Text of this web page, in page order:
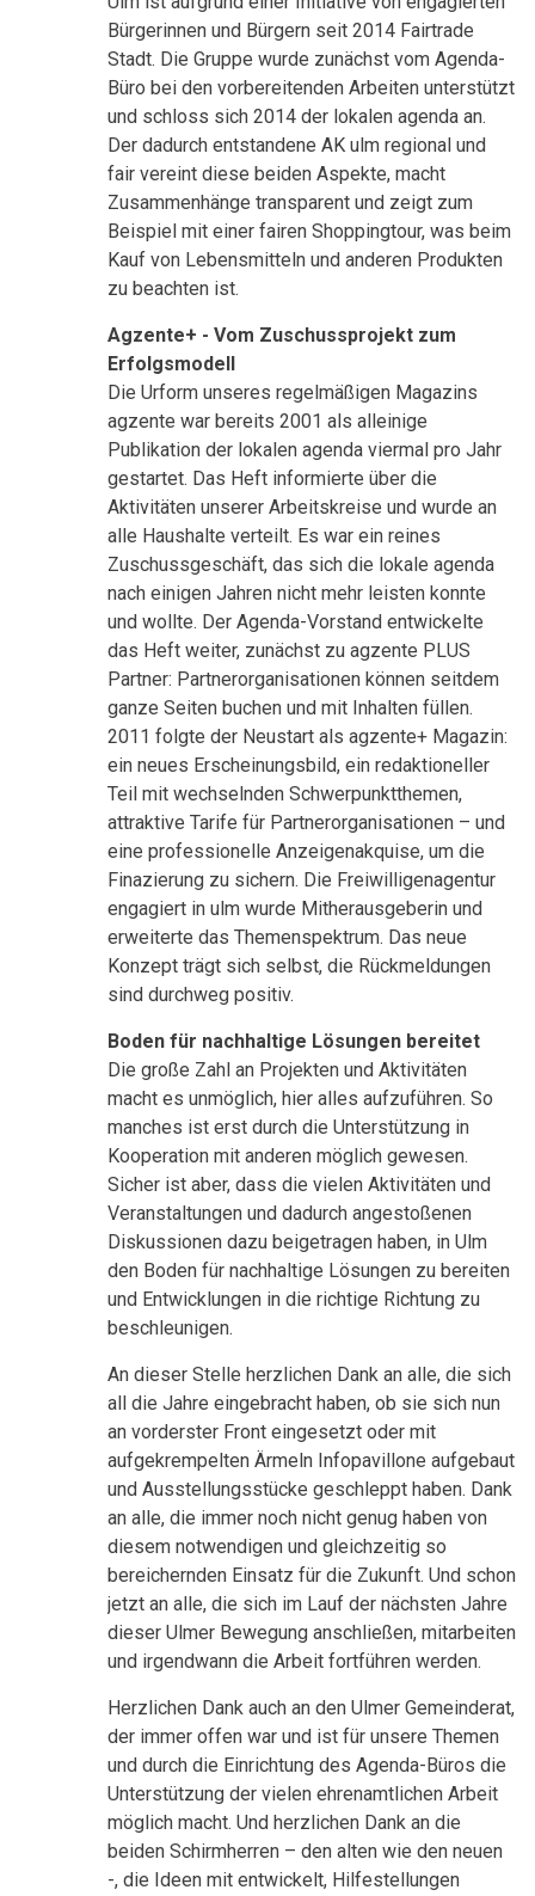
Bürgerinnen und Bürgern seit 2014 Fairtrade
Stadt. Die Gruppe wurde zunächst vom Agenda-
Büro bei den vorbereitenden Arbeiten unterstützt
und schloss sich 2014 der lokalen agenda an.
Der dadurch entstandene AK ulm regional und
fair vereint diese beiden Aspekte, macht
Zusammenhänge transparent und zeigt zum
Beispiel mit einer fairen Shoppingtour, was beim
Kauf von Lebensmitteln und anderen Produkten
zu beachten ist.
Agzente+ - Vom Zuschussprojekt zum
Erfolgsmodell
Die Urform unseres regelmäßigen Magazins
agzente war bereits 2001 als alleinige
Publikation der lokalen agenda viermal pro Jahr
gestartet. Das Heft informierte über die
Aktivitäten unserer Arbeitskreise und wurde an
alle Haushalte verteilt. Es war ein reines
Zuschussgeschäft, das sich die lokale agenda
nach einigen Jahren nicht mehr leisten konnte
und wollte. Der Agenda-Vorstand entwickelte
das Heft weiter, zunächst zu agzente PLUS
Partner: Partnerorganisationen können seitdem
ganze Seiten buchen und mit Inhalten füllen.
2011 folgte der Neustart als agzente+ Magazin:
ein neues Erscheinungsbild, ein redaktioneller
Teil mit wechselnden Schwerpunktthemen,
attraktive Tarife für Partnerorganisationen – und
eine professionelle Anzeigenakquise, um die
Finazierung zu sichern. Die Freiwilligenagentur
engagiert in ulm wurde Mitherausgeberin und
erweiterte das Themenspektrum. Das neue
Konzept trägt sich selbst, die Rückmeldungen
sind durchweg positiv.
Boden für nachhaltige Lösungen bereitet
Die große Zahl an Projekten und Aktivitäten
macht es unmöglich, hier alles aufzuführen. So
manches ist erst durch die Unterstützung in
Kooperation mit anderen möglich gewesen.
Sicher ist aber, dass die vielen Aktivitäten und
Veranstaltungen und dadurch angestoßenen
Diskussionen dazu beigetragen haben, in Ulm
den Boden für nachhaltige Lösungen zu bereiten
und Entwicklungen in die richtige Richtung zu
beschleunigen.
An dieser Stelle herzlichen Dank an alle, die sich
all die Jahre eingebracht haben, ob sie sich nun
an vorderster Front eingesetzt oder mit
aufgekrempelten Ärmeln Infopavillone aufgebaut
und Ausstellungsstücke geschleppt haben. Dank
an alle, die immer noch nicht genug haben von
diesem notwendigen und gleichzeitig so
bereichernden Einsatz für die Zukunft. Und schon
jetzt an alle, die sich im Lauf der nächsten Jahre
dieser Ulmer Bewegung anschließen, mitarbeiten
und irgendwann die Arbeit fortführen werden.
Herzlichen Dank auch an den Ulmer Gemeinderat,
der immer offen war und ist für unsere Themen
und durch die Einrichtung des Agenda-Büros die
Unterstützung der vielen ehrenamtlichen Arbeit
möglich macht. Und herzlichen Dank an die
beiden Schirmherren – den alten wie den neuen
-, die Ideen mit entwickelt, Hilfestellungen